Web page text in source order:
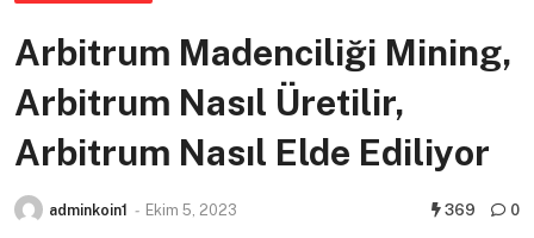
Arbitrum Madenciliği Mining,
Arbitrum Nasıl Üretilir,
Arbitrum Nasıl Elde Ediliyor
adminkoin1 - Ekim 5, 2023 369 0